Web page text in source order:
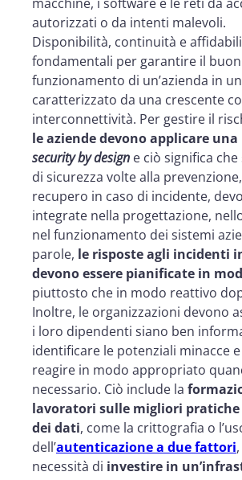
autorizzati o da intenti malevoli.
Disponibilità, continuità e
fondamentali per garantire il buon
funzionamento di un’azienda in
caratterizzato da una crescente
interconnettività. Per gestire il
le aziende devono applicare una
security by design e ciò significa
di sicurezza volte alla
recupero in caso di incidente,
integrate nella progettazione,
nel funzionamento dei sistemi
parole, le risposte agli incidenti
devono essere pianificate in
piuttosto che in modo reattivo
Inoltre, le organizzazioni devono
i loro dipendenti siano ben
identificare le potenziali minacce
reagire in modo appropriato
necessario. Ciò include la
lavoratori sulle migliori pratiche
dei dati, come la crittografia o
dell’autenticazione a due fattori
necessità di investire in